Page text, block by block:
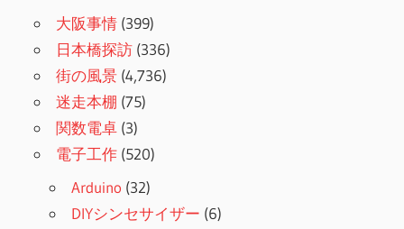
大阪事情 (399)
日本橋探訪 (336)
街の風景 (4,736)
迷走本棚 (75)
関数電卓 (3)
電子工作 (520)
Arduino (32)
DIYシンセサイザー (6)